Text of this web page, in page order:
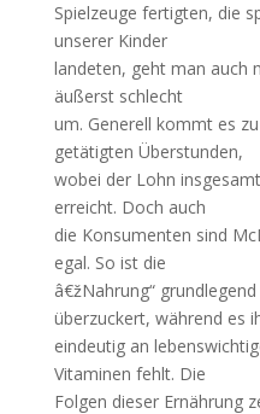
Spielzeuge fertigten, die
unserer Kinder
landeten, geht man auch
äußerst schlecht
um. Generell kommt es
getätigten Überstunden,
wobei der Lohn
erreicht. Doch auch
die Konsumenten sind
egal. So ist die
â€žNahrung“
überzuckert, während es
eindeutig an
Vitaminen fehlt. Die
Folgen dieser Ernährung